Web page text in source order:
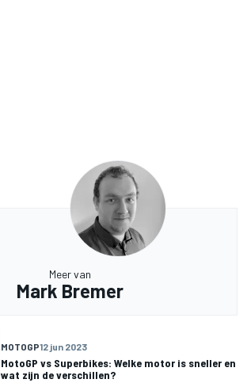
Meer van
Mark Bremer
MOTOGP12 jun 2023
MotoGP vs Superbikes: Welke motor is sneller en
wat zijn de verschillen?